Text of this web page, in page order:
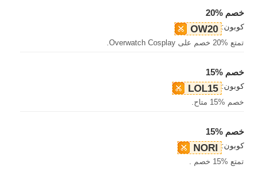
خصم %20
كوبون: OW20
تمتع %20 خصم على Overwatch Cosplay.
خصم %15
كوبون: LOL15
خصم %15 متاح.
خصم %15
كوبون: NORI
تمتع %15 خصم .